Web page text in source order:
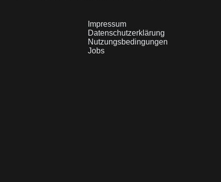
Impressum
Datenschutzerklärung
Nutzungsbedingungen
Jobs